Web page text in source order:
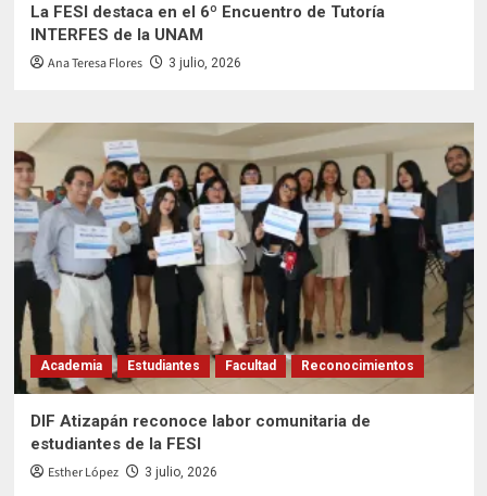
La FESI destaca en el 6º Encuentro de Tutoría
INTERFES de la UNAM
Ana Teresa Flores 3 julio, 2026
Academia Estudiantes Facultad Reconocimientos
DIF Atizapán reconoce labor comunitaria de
estudiantes de la FESI
Esther López 3 julio, 2026